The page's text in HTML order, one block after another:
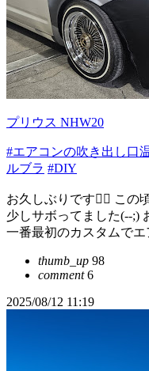
プリウス NHW20
#エアコンの吹き出し口
ルブラ #DIY
お久しぶりです🙇‍♂️ この
少しサボってました(--;)
一番最初のカスタムでエ
thumb_up 98
comment6
2025/08/12 11:19